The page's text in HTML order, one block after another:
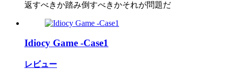
返すべきか踏み倒すべきかそれが問題だ
Idiocy Game -Case1
レビュー